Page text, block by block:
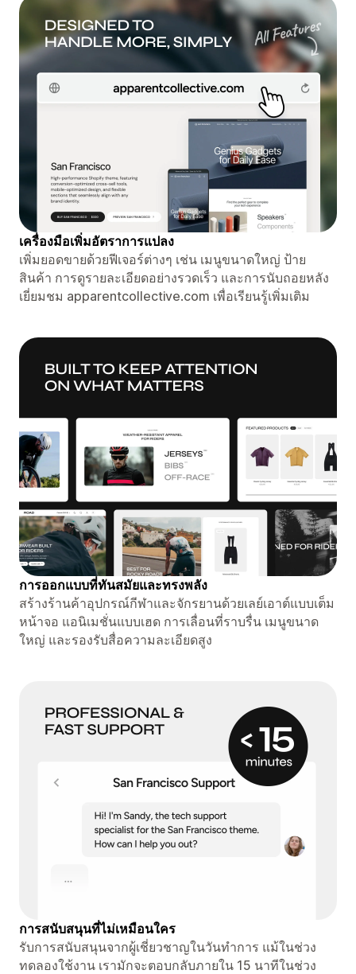
เครื่องมือเพิ่มอัตราการแปลง
เพิ่มยอดขายด้วยฟีเจอร์ต่างๆ เช่น เมนูขนาดใหญ่ ป้าย
สินค้า การดูรายละเอียดอย่างรวดเร็ว และการนับถอยหลัง
เยี่ยมชม apparentcollective.com เพื่อเรียนรู้เพิ่มเติม
การออกแบบที่ทันสมัยและทรงพลัง
สร้างร้านค้าอุปกรณ์กีฬาและจักรยานด้วยเลย์เอาต์แบบเต็ม
หน้าจอ แอนิเมชั่นแบบเฮด การเลื่อนที่ราบรื่น เมนูขนาด
ใหญ่ และรองรับสื่อความละเอียดสูง
การสนับสนุนที่ไม่เหมือนใคร
รับการสนับสนุนจากผู้เชี่ยวชาญในวันทำการ แม้ในช่วง
ทดลองใช้งาน เรามักจะตอบกลับภายใน 15 นาทีในช่วง